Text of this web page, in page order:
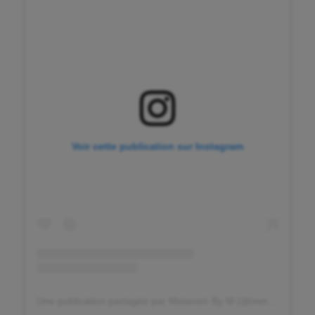
Equitation
Voir cette publication sur Instagram